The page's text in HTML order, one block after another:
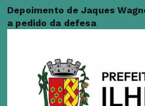
Depoimento de Jaques
a pedido da defesa